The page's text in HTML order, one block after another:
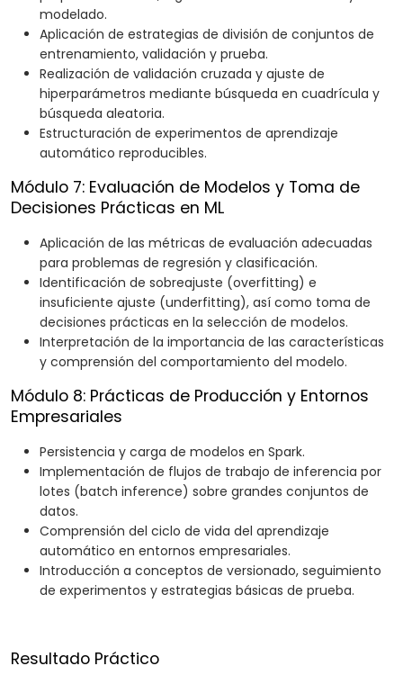
modelado.
Aplicación de estrategias de división de conjuntos de
entrenamiento, validación y prueba.
Realización de validación cruzada y ajuste de
hiperparámetros mediante búsqueda en cuadrícula y
búsqueda aleatoria.
Estructuración de experimentos de aprendizaje
automático reproducibles.
Módulo 7: Evaluación de Modelos y Toma de
Decisiones Prácticas en ML
Aplicación de las métricas de evaluación adecuadas
para problemas de regresión y clasificación.
Identificación de sobreajuste (overfitting) e
insuficiente ajuste (underfitting), así como toma de
decisiones prácticas en la selección de modelos.
Interpretación de la importancia de las características
y comprensión del comportamiento del modelo.
Módulo 8: Prácticas de Producción y Entornos
Empresariales
Persistencia y carga de modelos en Spark.
Implementación de flujos de trabajo de inferencia por
lotes (batch inference) sobre grandes conjuntos de
datos.
Comprensión del ciclo de vida del aprendizaje
automático en entornos empresariales.
Introducción a conceptos de versionado, seguimiento
de experimentos y estrategias básicas de prueba.
Resultado Práctico